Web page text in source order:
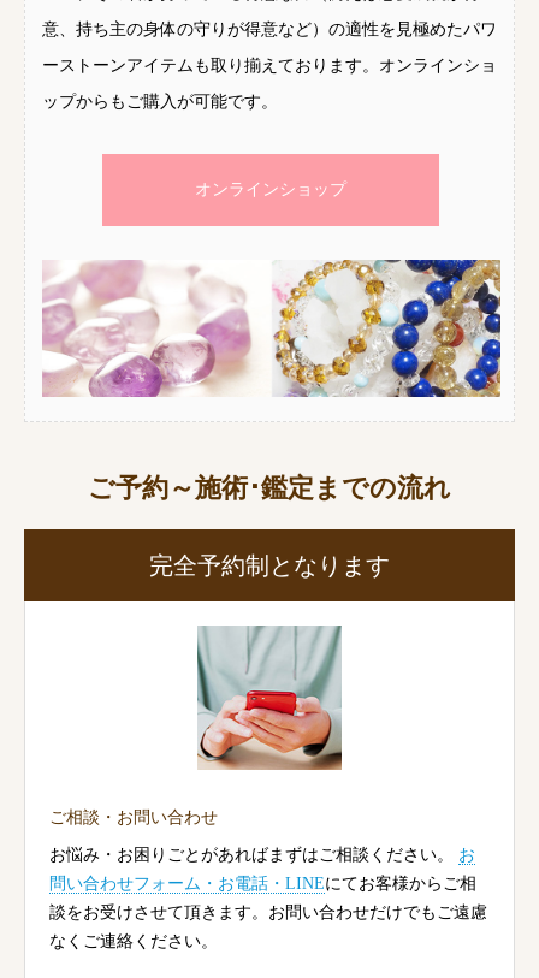
意、持ち主の身体の守りが得意など）の適性を見極めたパワ
ーストーンアイテムも取り揃えております。オンラインショ
ップからもご購入が可能です。
オンラインショップ
ご予約～施術･鑑定までの流れ
完全予約制となります
ご相談・お問い合わせ
お悩み・お困りごとがあればまずはご相談ください。 お
問い合わせフォーム・お電話・LINEにてお客様からご相
談をお受けさせて頂きます。お問い合わせだけでもご遠慮
なくご連絡ください。